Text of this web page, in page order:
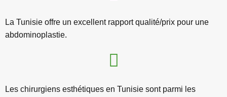
La Tunisie offre un excellent rapport qualité/prix pour une
abdominoplastie.
Les chirurgiens esthétiques en Tunisie sont parmi les